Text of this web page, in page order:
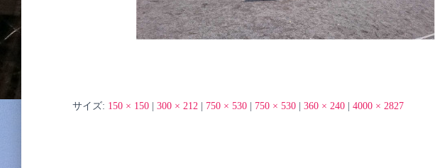
サイズ: 150 × 150 | 300 × 212 | 750 × 530 | 750 × 530 | 360 × 240 | 4000 × 2827